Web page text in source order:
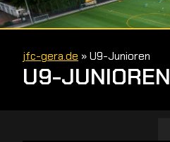
jfc-gera.de »U9-Junioren
U9-JUNIOREN